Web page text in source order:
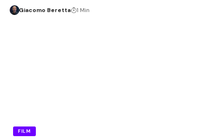
Giacomo Beretta 1 Min
FILM